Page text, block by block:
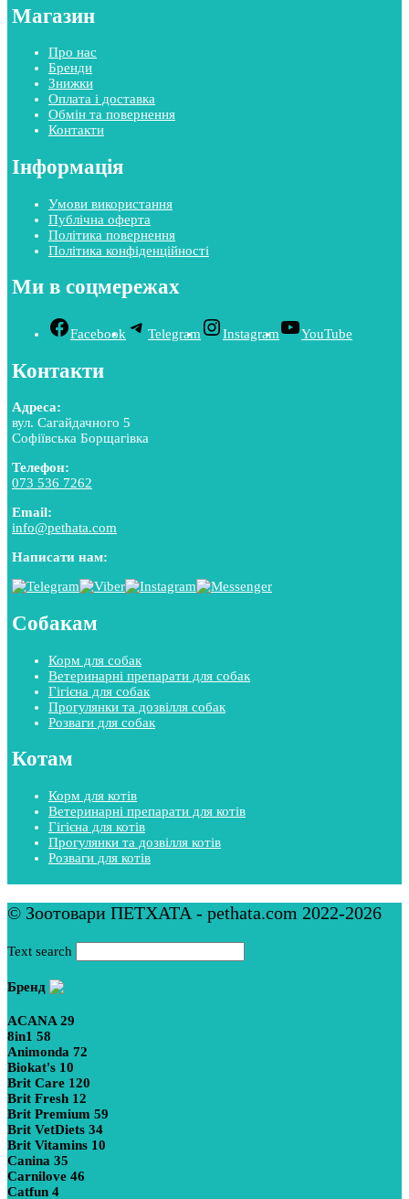
Магазин
Про нас
Бренди
Знижки
Оплата і доставка
Обмін та повернення
Контакти
Інформація
Умови використання
Публічна оферта
Політика повернення
Політика конфіденційності
Ми в соцмережах
Facebook Telegram Instagram YouTube
Контакти
Адреса:
вул. Сагайдачного 5
Софіївська Борщагівка
Телефон:
073 536 7262
Email:
info@pethata.com
Написати нам:
Собакам
Корм для собак
Ветеринарні препарати для собак
Гігієна для собак
Прогулянки та дозвілля собак
Розваги для собак
Котам
Корм для котів
Ветеринарні препарати для котів
Гігієна для котів
Прогулянки та дозвілля котів
Розваги для котів
© Зоотовари ПЕТХАТА - pethata.com 2022-2026
Text search
Бренд
ACANA 29
8in1 58
Animonda 72
Biokat's 10
Brit Care 120
Brit Fresh 12
Brit Premium 59
Brit VetDiets 34
Brit Vitamins 10
Canina 35
Carnilove 46
Catfun 4